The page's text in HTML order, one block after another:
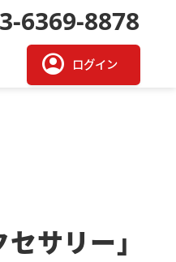
6369-8878
account_circle ログイン
サリー」